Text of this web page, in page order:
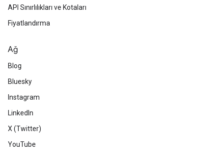
API Sınırlılıkları ve Kotaları
Fiyatlandırma
Ağ
Blog
Bluesky
Instagram
LinkedIn
X (Twitter)
YouTube